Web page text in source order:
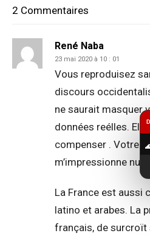
2 Commentaires
René Naba
23 mai 2020 à 10 : 01
Vous reproduisez
discours
ne saurait masquer
données reélles. Elle
compenser . Votre
m’impressionne
La France est aussi
latino et arabes. La
français, de surcroït